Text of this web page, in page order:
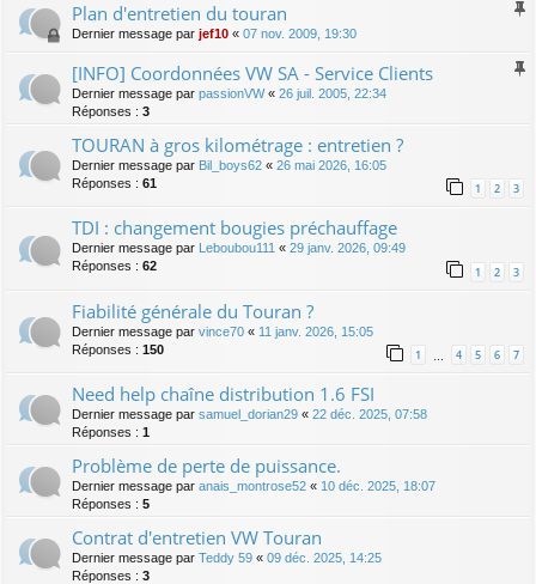
Plan d'entretien du touran
Dernier message par jef10 « 07 nov. 2009, 19:30
[INFO] Coordonnées VW SA - Service Clients
Dernier message par passionVW« 26 juil. 2005, 22:34
Réponses : 3
TOURAN à gros kilométrage : entretien ?
Dernier message par Bil_boys62 « 26 mai 2026, 16:05
Réponses : 61 1 2 3
TDI : changement bougies préchauffage
Dernier message par Leboubou111 « 29 janv. 2026, 09:49
Réponses : 62 1 2 3
Fiabilité générale du Touran ?
Dernier message par vince70 « 11 janv. 2026, 15:05
Réponses : 150 1 4 5 6 7
Need help chaîne distribution 1.6 FSI
Dernier message par samuel_dorian29 « 22 déc. 2025, 07:58
Réponses : 1
Problème de perte de puissance.
Dernier message par anais_montrose52 « 10 déc. 2025, 18:07
Réponses : 5
Contrat d'entretien VW Touran
Dernier message par Teddy 59 « 09 déc. 2025, 14:25
Réponses : 3